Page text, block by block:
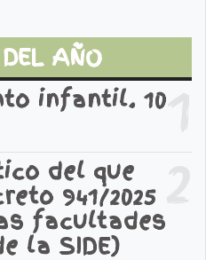
AÑO
1
infantil. 10
2
del que
941/2025
facultades
la SIDE)